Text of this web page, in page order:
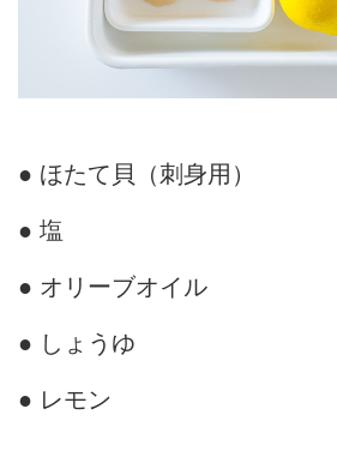
● ほたて貝（刺身用）
● 塩
● オリーブオイル
● しょうゆ
● レモン